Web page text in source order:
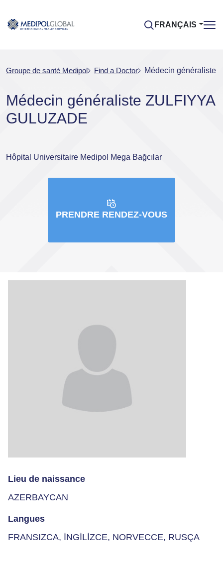
FRANÇAIS
Groupe de santé Medipol Find a Doctor Médecin généraliste
Médecin généraliste ZULFIYYA
GULUZADE
Hôpital Universitaire Medipol Mega Bağcılar
PRENDRE RENDEZ-VOUS
Lieu de naissance
AZERBAYCAN
Langues
FRANSIZCA, İNGİLİZCE, NORVECCE, RUSÇA